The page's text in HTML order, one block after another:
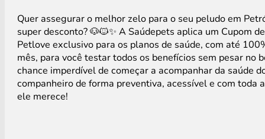
Quer assegurar o melhor zelo para o seu peludo em
super desconto? 🐶🐱✨ A Saúdepets aplica um Cupom
Petlove exclusivo para os planos de saúde, com até
mês, para você testar todos os benefícios sem pesar no
chance imperdível de começar a acompanhar da saúde
companheiro de forma preventiva, acessível e com toda
ele merece!